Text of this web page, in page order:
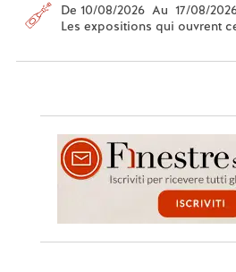
De 10/08/2026 Au 17/08/
Les expositions qui ouvrent